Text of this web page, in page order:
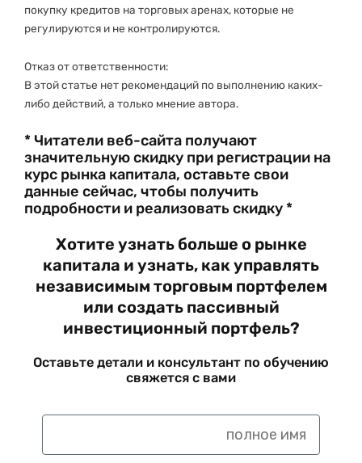
покупку кредитов на торговых аренах, которые не
регулируются и не контролируются.
Отказ от ответственности:
В этой статье нет рекомендаций по выполнению каких-
либо действий, а только мнение автора.
* Читатели веб-сайта получают
значительную скидку при регистрации на
курс рынка капитала, оставьте свои
данные сейчас, чтобы получить
подробности и реализовать скидку *
Хотите узнать больше о рынке
капитала и узнать, как управлять
независимым торговым портфелем
или создать пассивный
инвестиционный портфель?
Оставьте детали и консультант по обучению
свяжется с вами